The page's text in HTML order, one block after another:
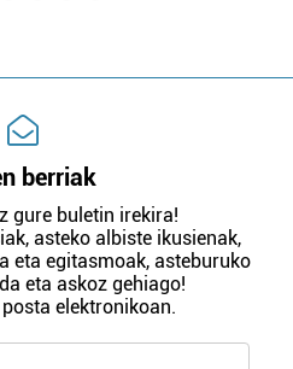
berriak
gure buletin irekira!
asteko albiste ikusienak,
eta egitasmoak, asteburuko
eta askoz gehiago!
elektronikoan.